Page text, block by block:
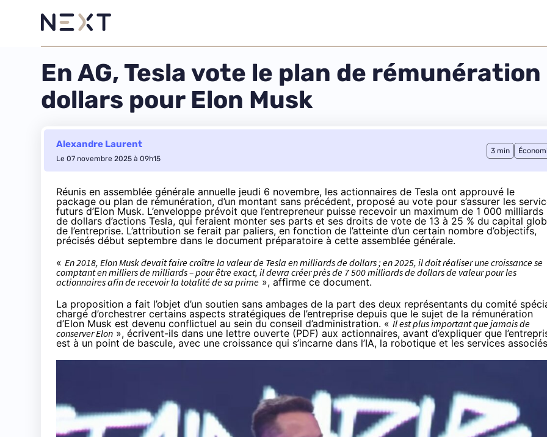
En AG, Tesla vote le plan de
dollars pour Elon Musk
Alexandre Laurent
Le 07 novembre 2025 à 09h15
3 min
Réunis en assemblée générale annuelle jeudi 6 novembre, les actionnaires de Tesla ont approuvé le
package ou plan de rémunération, d’un montant sans précédent, proposé au vote pour s’assurer les
futurs d’Elon Musk. L’enveloppe prévoit que l’entrepreneur puisse recevoir un maximum de 1 000 milliards
de dollars d’actions Tesla, qui feraient monter ses parts et ses droits de vote de 13 à 25 % du capital
de l’entreprise. L’attribution se ferait par paliers, en fonction de l’atteinte d’un certain nombre d’objectifs,
précisés début septembre dans le document préparatoire à cette assemblée générale.
« En 2018, Elon Musk devait faire croître la valeur de Tesla en milliards de dollars ; en 2025, il doit réaliser une croissance se
comptant en milliers de milliards – pour être exact, il devra créer près de 7 500 milliards de dollars de valeur pour les
actionnaires afin de recevoir la totalité de sa prime », affirme ce document.
La proposition a fait l’objet d’un soutien sans ambages de la part des deux représentants du comité
chargé d’orchestrer certains aspects stratégiques de l’entreprise depuis que le sujet de la rémunération
d’Elon Musk est devenu conflictuel au sein du conseil d’administration. « Il est plus important que jamais de
conserver Elon », écrivent-ils dans une lettre ouverte (PDF) aux actionnaires, avant d’expliquer que
est à un point de bascule, avec une croissance qui s’incarne dans l’IA, la robotique et les services